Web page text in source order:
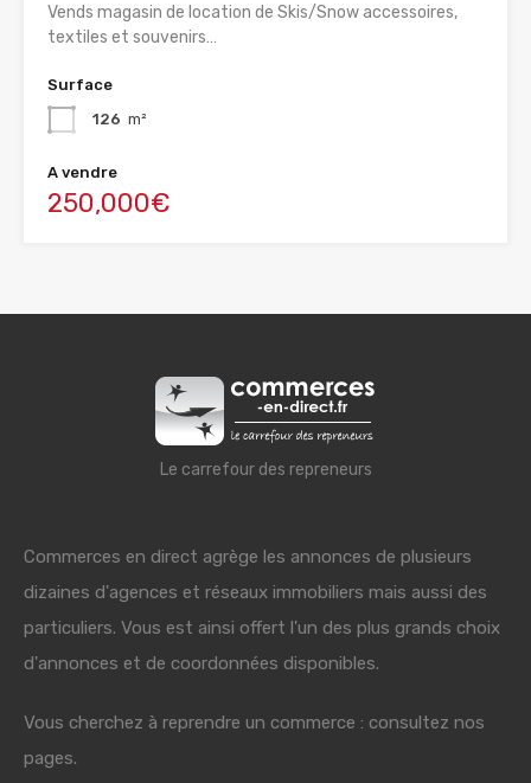
Vends magasin de location de Skis/Snow accessoires,
textiles et souvenirs…
Surface
126 m²
A vendre
250,000€
Le carrefour des repreneurs
Commerces en direct agrège les annonces de plusieurs
dizaines d'agences et réseaux immobiliers mais aussi des
particuliers. Vous est ainsi offert l'un des plus grands choix
d'annonces et de coordonnées disponibles.
Vous cherchez à reprendre un commerce : consultez nos
pages.